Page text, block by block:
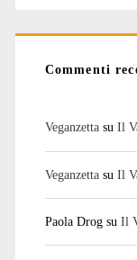
Commenti
Veganzettasu Il
Veganzettasu Il
Paola Drogsu Il